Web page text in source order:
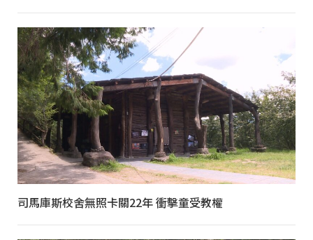
司馬庫斯校舍無照卡關22年 衝擊童受教權